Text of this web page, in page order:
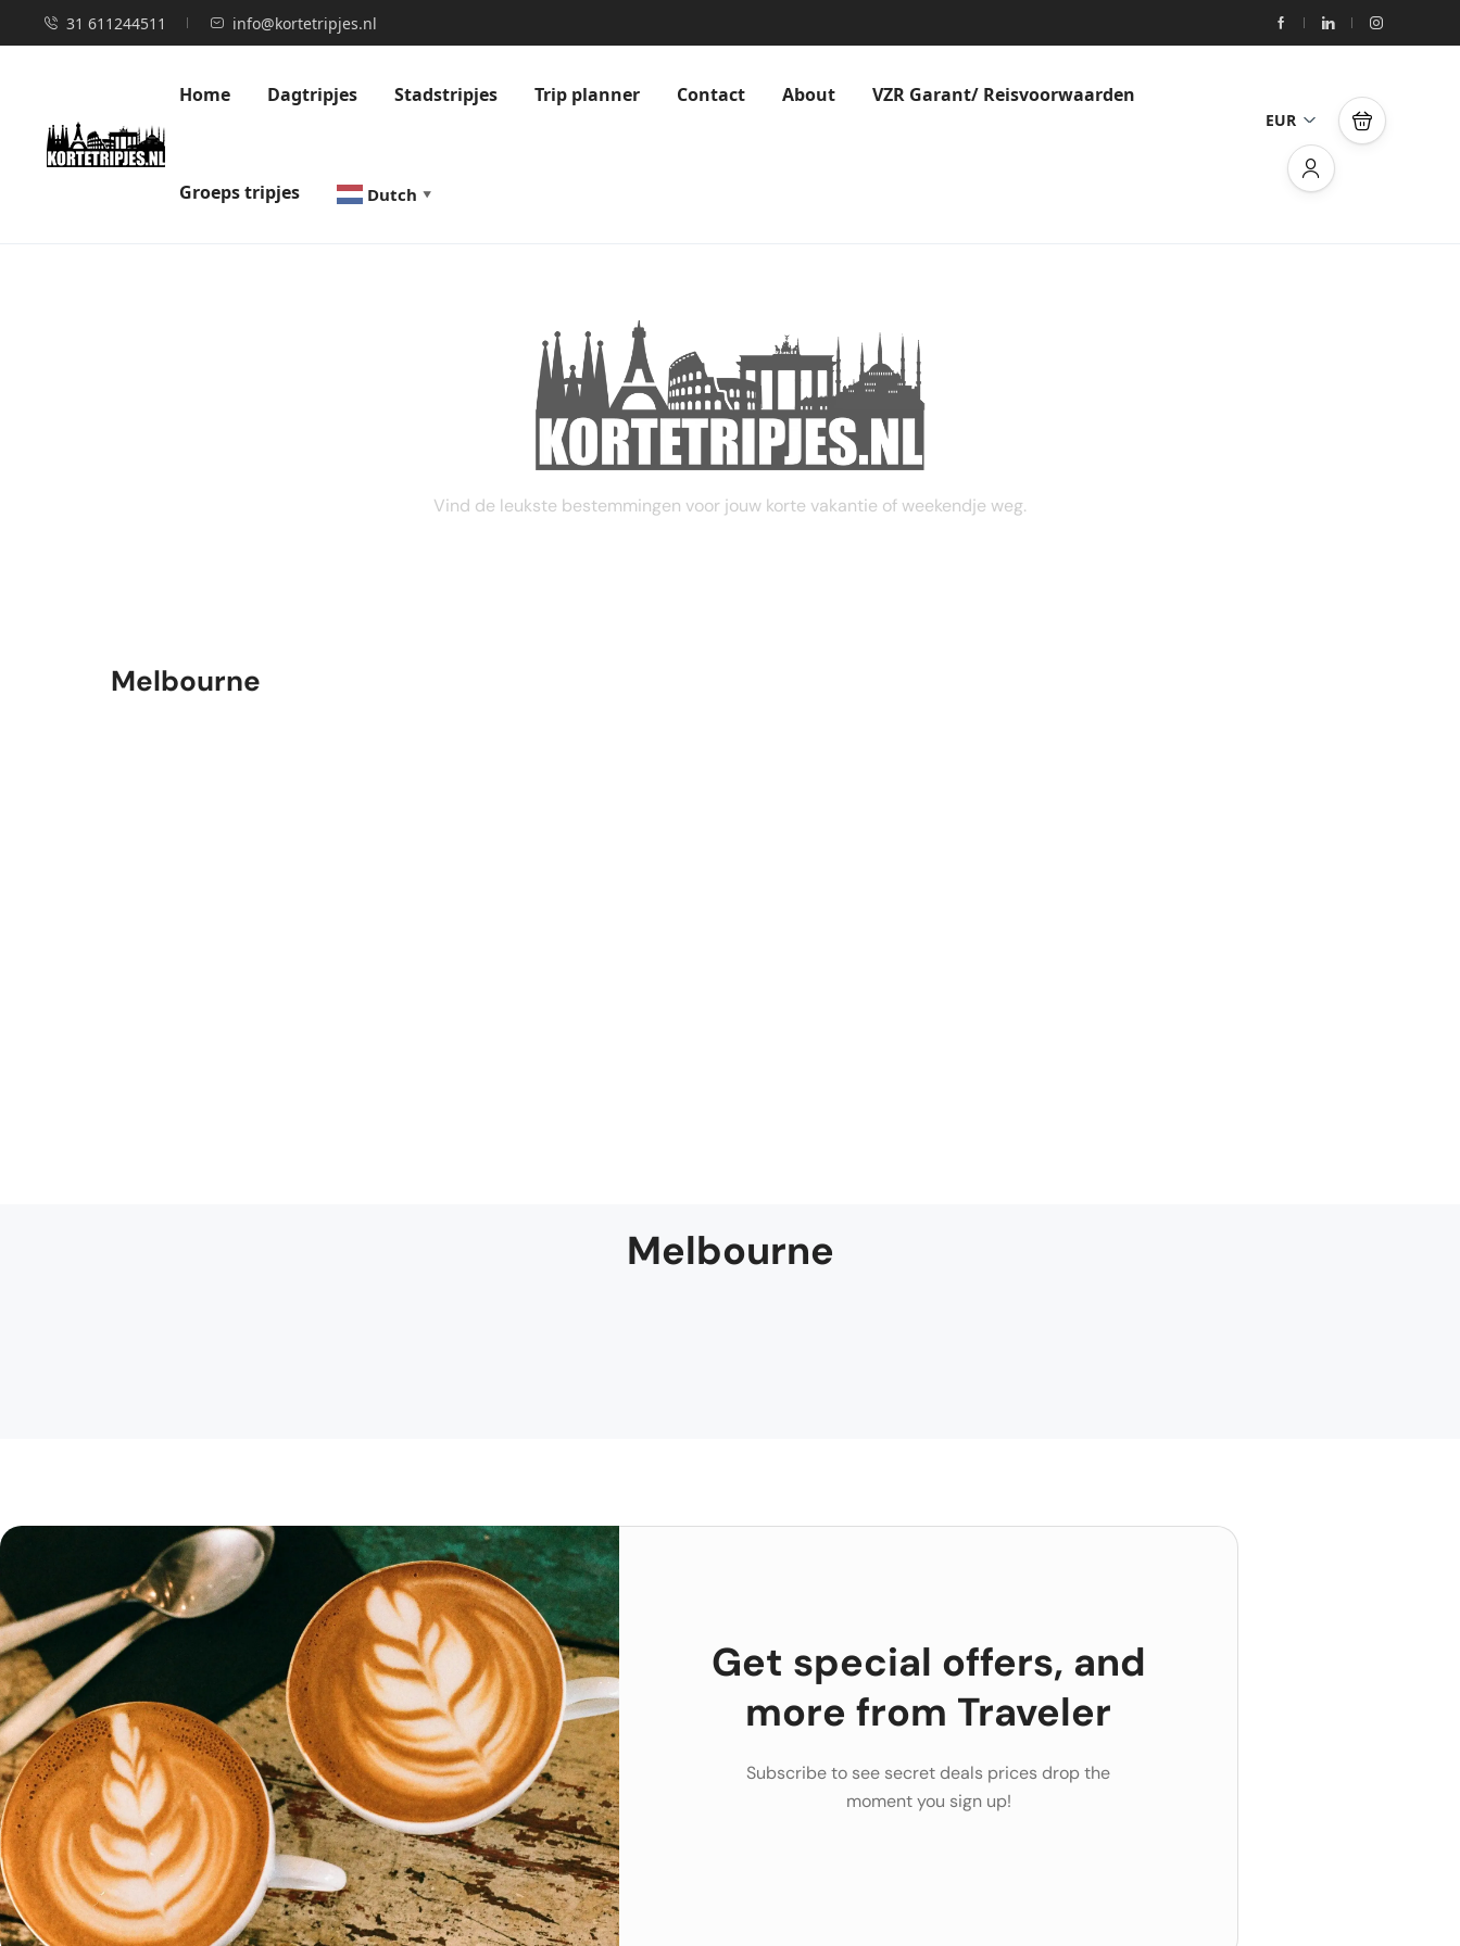
31 611244511 info@kortetripjes.nl
Home Dagtripjes Stadstripjes Trip planner Contact About VZR Garant/ Reisvoorwaarden
Groeps tripjes Dutch ▼
EUR
STEL JE EIGEN TRIP SAMEN
Vind de leukste bestemmingen voor jouw korte vakantie of weekendje weg.
Melbourne
Melbourne
Get special offers, and
more from Traveler
Subscribe to see secret deals prices drop the
moment you sign up!